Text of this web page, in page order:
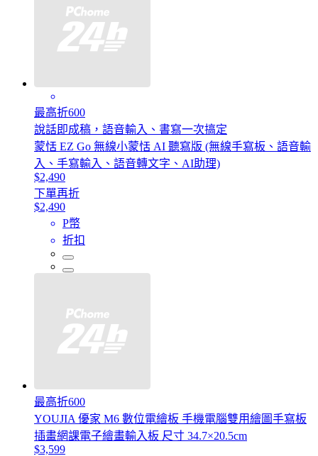
最高折600
說話即成稿，語音輸入、書寫一次搞定
蒙恬 EZ Go 無線小蒙恬 AI 聽寫版 (無線手寫板、語音輸
入、手寫輸入、語音轉文字、AI助理)
$2,490
下單再折
$2,490
P幣
折扣
最高折600
YOUJIA 優家 M6 數位電繪板 手機電腦雙用繪圖手寫板
插畫網課電子繪畫輸入板 尺寸 34.7×20.5cm
$3,599